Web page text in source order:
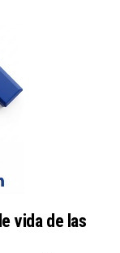
vida de las